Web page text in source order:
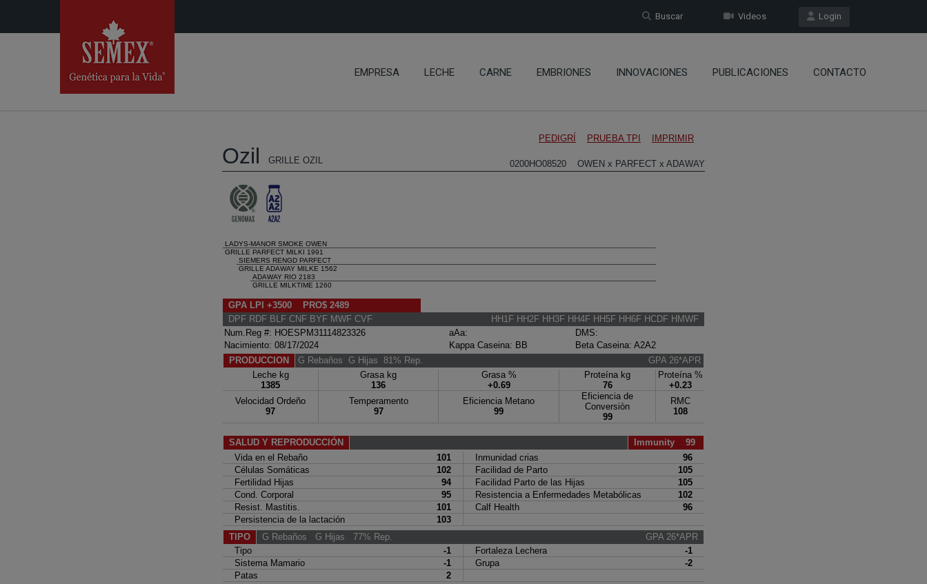
Login
Videos
Buscar
EMPRESA LECHE CARNE EMBRIONES INNOVACIONES PUBLICACIONES CONTACTO